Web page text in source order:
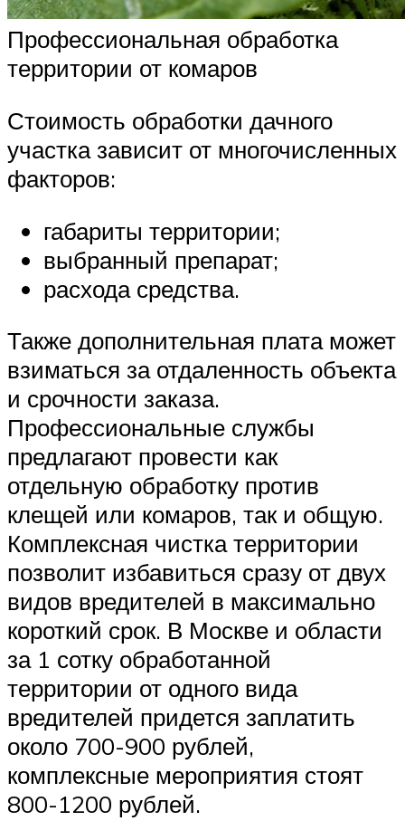
Профессиональная обработка
территории от комаров
Стоимость обработки дачного
участка зависит от многочисленных
факторов:
габариты территории;
выбранный препарат;
расхода средства.
Также дополнительная плата может
взиматься за отдаленность объекта
и срочности заказа.
Профессиональные службы
предлагают провести как
отдельную обработку против
клещей или комаров, так и общую.
Комплексная чистка территории
позволит избавиться сразу от двух
видов вредителей в максимально
короткий срок. В Москве и области
за 1 сотку обработанной
территории от одного вида
вредителей придется заплатить
около 700-900 рублей,
комплексные мероприятия стоят
800-1200 рублей.